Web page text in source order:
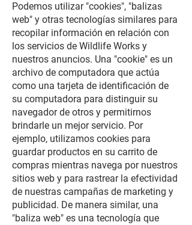
Podemos utilizar "cookies", "balizas
web" y otras tecnologías similares para
recopilar información en relación con
los servicios de Wildlife Works y
nuestros anuncios. Una "cookie" es un
archivo de computadora que actúa
como una tarjeta de identificación de
su computadora para distinguir su
navegador de otros y permitirnos
brindarle un mejor servicio. Por
ejemplo, utilizamos cookies para
guardar productos en su carrito de
compras mientras navega por nuestros
sitios web y para rastrear la efectividad
de nuestras campañas de marketing y
publicidad. De manera similar, una
"baliza web" es una tecnología que